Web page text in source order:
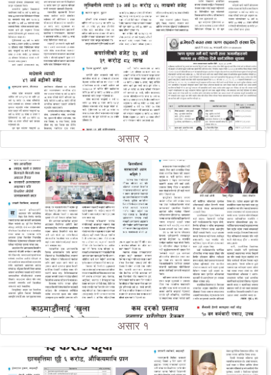
असार २
असार १